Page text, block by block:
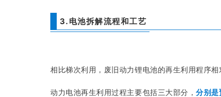
3.电池拆解流程和工艺
相比梯次利用，废旧动力锂电池的再生利用程序相
动力电池再生利用过程主要包括三大部分，分别是